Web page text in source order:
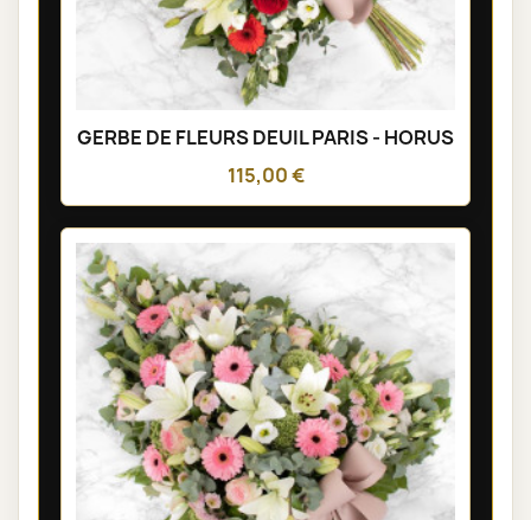
GERBE DE FLEURS DEUIL PARIS - HORUS
115,00 €